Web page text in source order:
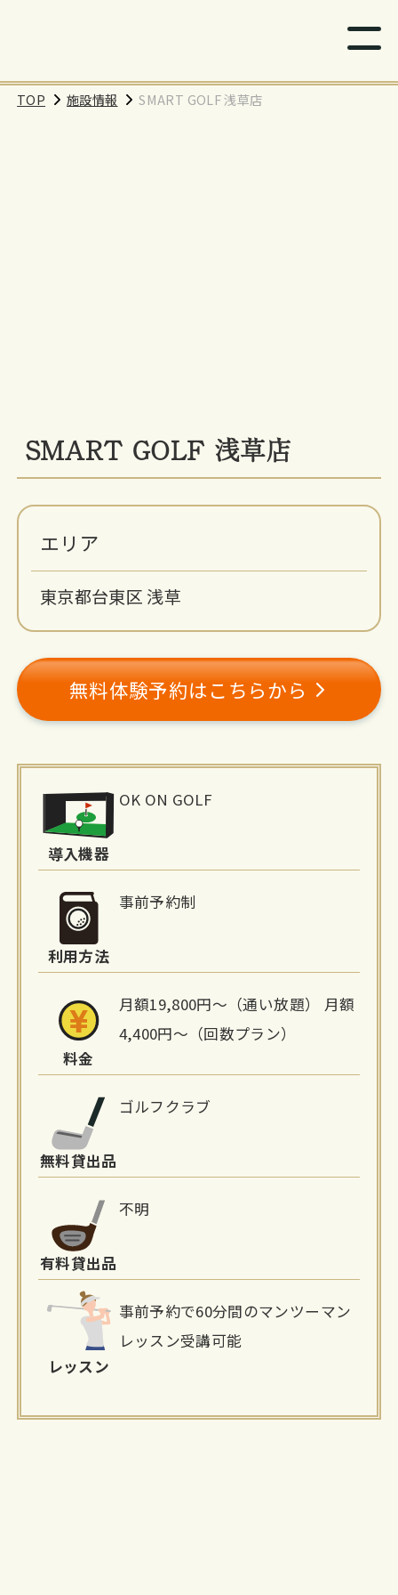
TOP 施設情報 SMART GOLF 浅草店
SMART GOLF 浅草店
エリア
東京都台東区 浅草
無料体験予約はこちらから
報
導入機器
OK ON GOLF
利用方法
事前予約制
料金
月額19,800円〜（通い放題） 月額
4,400円〜（回数プラン）
無料貸出品
ゴルフクラブ
有料貸出品
不明
レッスン
事前予約で60分間のマンツーマン
レッスン受講可能